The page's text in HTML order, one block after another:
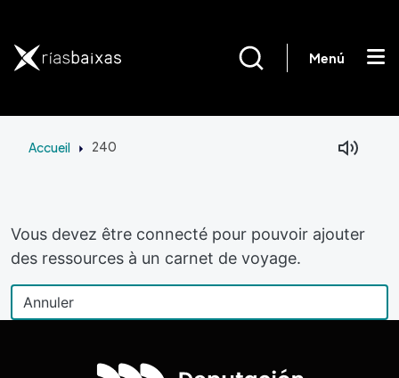
Menú
Accueil 240
Vous devez être connecté pour pouvoir ajouter
des ressources à un carnet de voyage.